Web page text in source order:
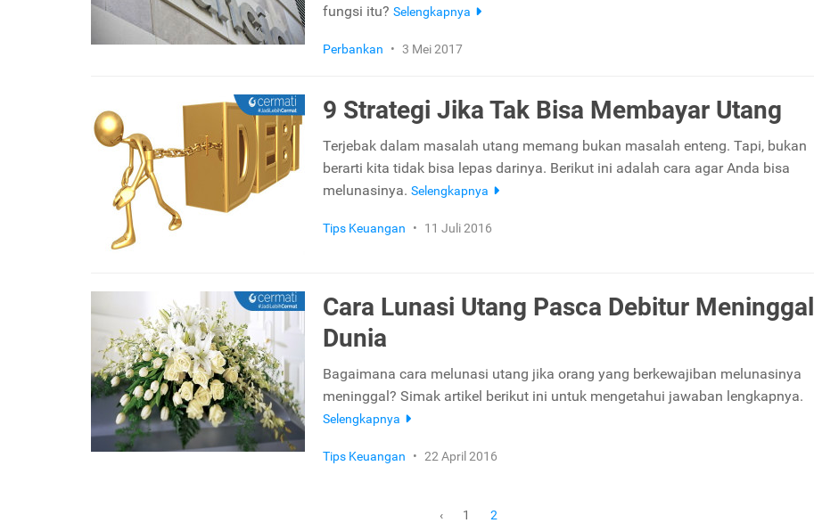
fungsi itu? Selengkapnya
Perbankan • 3 Mei 2017
9 Strategi Jika Tak Bisa Membayar Utang
Terjebak dalam masalah utang memang bukan masalah enteng. Tapi, bukan
berarti kita tidak bisa lepas darinya. Berikut ini adalah cara agar Anda bisa
melunasinya. Selengkapnya
Tips Keuangan • 11 Juli 2016
Cara Lunasi Utang Pasca Debitur Meninggal
Dunia
Bagaimana cara melunasi utang jika orang yang berkewajiban melunasinya
meninggal? Simak artikel berikut ini untuk mengetahui jawaban lengkapnya.
Selengkapnya
Tips Keuangan • 22 April 2016
‹ 1 2